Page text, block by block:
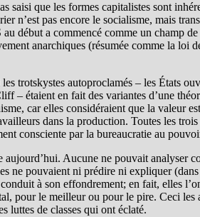
saisi que les formes capitalistes sont
n’est pas encore le socialisme, mais
début a commencé comme un champ
anarchiques (résumée comme la loi
trotskystes autoproclamés – les États
– étaient en fait des variantes d’une
car elles considéraient que la valeur
dans la production. Toutes les
consciente par la bureaucratie au
aujourd’hui. Aucune ne pouvait analyser
ne pouvaient ni prédire ni expliquer (dans
à son effondrement; en fait, elles
pour le meilleur ou pour le pire. Ceci les
luttes de classes qui ont éclaté.